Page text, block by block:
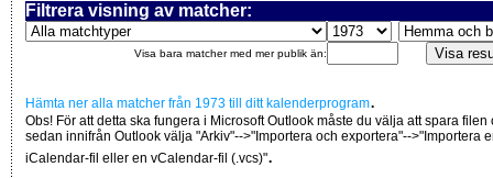
Filtrera visning av matcher:
Visa bara matcher med mer publik än:
Hämta ner alla matcher från 1973 till ditt kalenderprogram.
Obs! För att detta ska fungera i Microsoft Outlook måste du välja att spara filen
sedan innifrån Outlook välja "Arkiv"-->"Importera och exportera"-->"Importera
iCalendar-fil eller en vCalendar-fil (.vcs)".